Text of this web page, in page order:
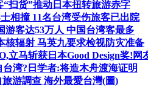
“扫货”推动日本扭转旅游赤字
相撞 11名台湾受伤旅客已出院
游客达53万人 中国台湾客最多
核辐射 马英九要求检视防灾准备
立马斩获日本Good Design奖!网
台湾?日学者:将造木舟渡海证明
旅游調查 海外最愛台灣(圖)